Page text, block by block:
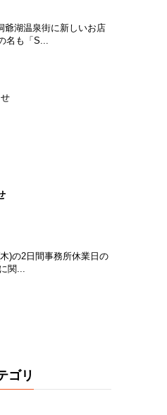
爺湖温泉街に新しいお店
名も「S...
)の2日間事務所休業日の
関...
ゴリ